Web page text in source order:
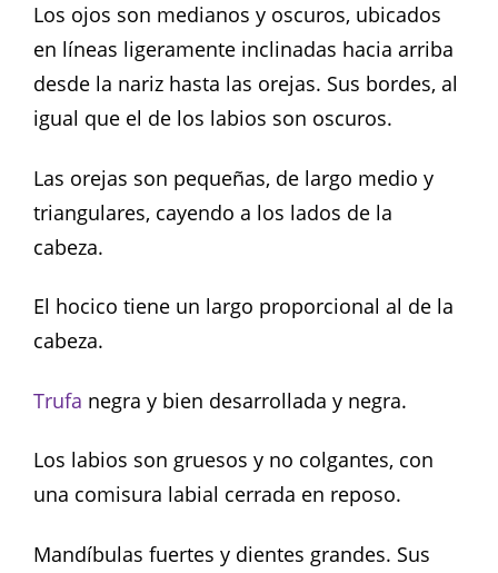
Los ojos son medianos y oscuros, ubicados
en líneas ligeramente inclinadas hacia arriba
desde la nariz hasta las orejas. Sus bordes, al
igual que el de los labios son oscuros.
Las orejas son pequeñas, de largo medio y
triangulares, cayendo a los lados de la
cabeza.
El hocico tiene un largo proporcional al de la
cabeza.
Trufa negra y bien desarrollada y negra.
Los labios son gruesos y no colgantes, con
una comisura labial cerrada en reposo.
Mandíbulas fuertes y dientes grandes. Sus